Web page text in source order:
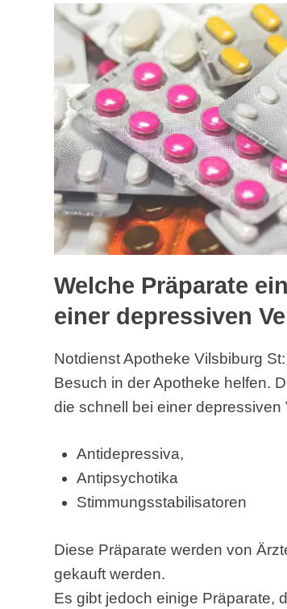
Welche Präparate
einer depressiven
Notdienst Apotheke Vilsbiburg
Besuch in der Apotheke helfen.
die schnell bei einer
Antidepressiva,
Antipsychotika
Stimmungsstabilisatoren
Diese Präparate werden von
gekauft werden.
Es gibt jedoch einige Präparate,